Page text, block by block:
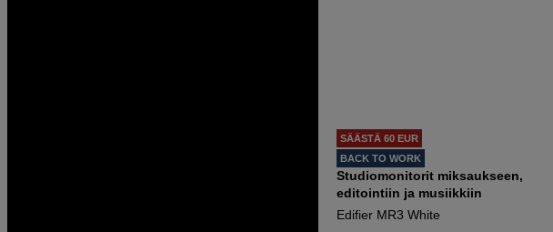
SÄÄSTÄ 60 EUR
BACK TO WORK
Studiomonitorit miksaukseen,
editointiin ja musiikkiin
Edifier MR3 White